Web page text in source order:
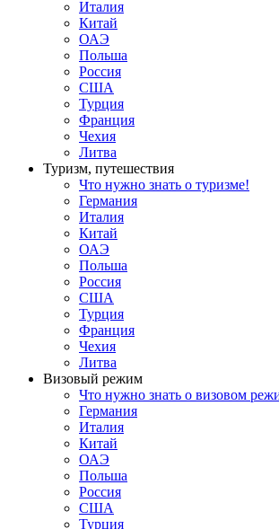
Италия
Китай
ОАЭ
Польша
Россия
США
Турция
Франция
Чехия
Литва
Туризм, путешествия
Что нужно знать о туризме!
Германия
Италия
Китай
ОАЭ
Польша
Россия
США
Турция
Франция
Чехия
Литва
Визовый режим
Что нужно знать о визовом
Германия
Италия
Китай
ОАЭ
Польша
Россия
США
Турция